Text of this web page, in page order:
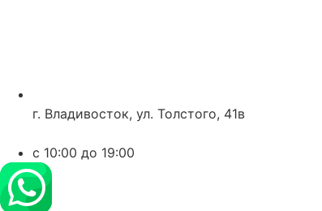
г. Владивосток, ул. Толстого, 41в
c 10:00 до 19:00